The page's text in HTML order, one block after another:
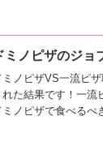
ミノピザのジ
ミノピザVS一流ピ
れた結果です！一流
ミノピザで食べるべ